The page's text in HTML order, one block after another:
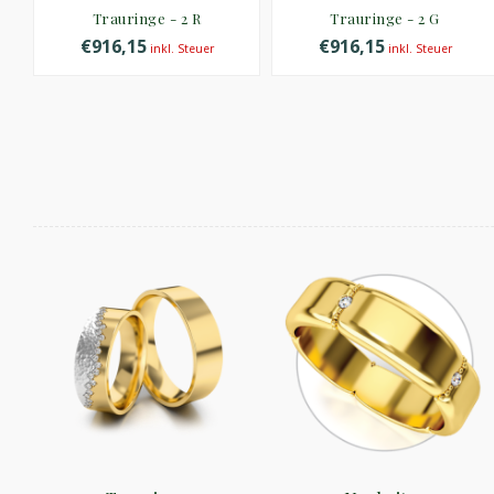
Trauringe - 2 R
€916,15inkl. Steuer
Trauringe - 2 G
€916,15inkl. Steuer